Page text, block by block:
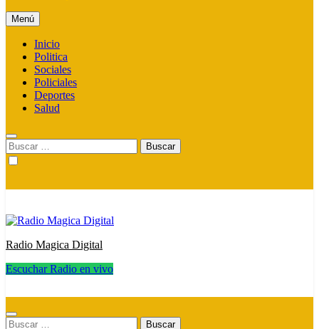
Menú
Inicio
Politica
Sociales
Policiales
Deportes
Salud
Buscar:
Radio Magica Digital
Escuchar Radio en vivo
Buscar: